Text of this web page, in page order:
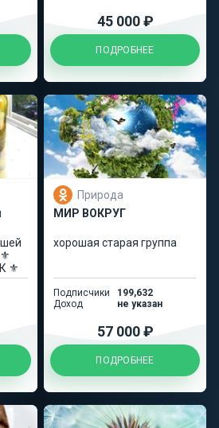
45 000 ₽
ПОДРОБНЕЕ
⚜️
⚜️
Природа
МИР ВОКРУГ
хорошая старая группа
Подписчики
199,632
Доход
не указан
57 000 ₽
ПОДРОБНЕЕ